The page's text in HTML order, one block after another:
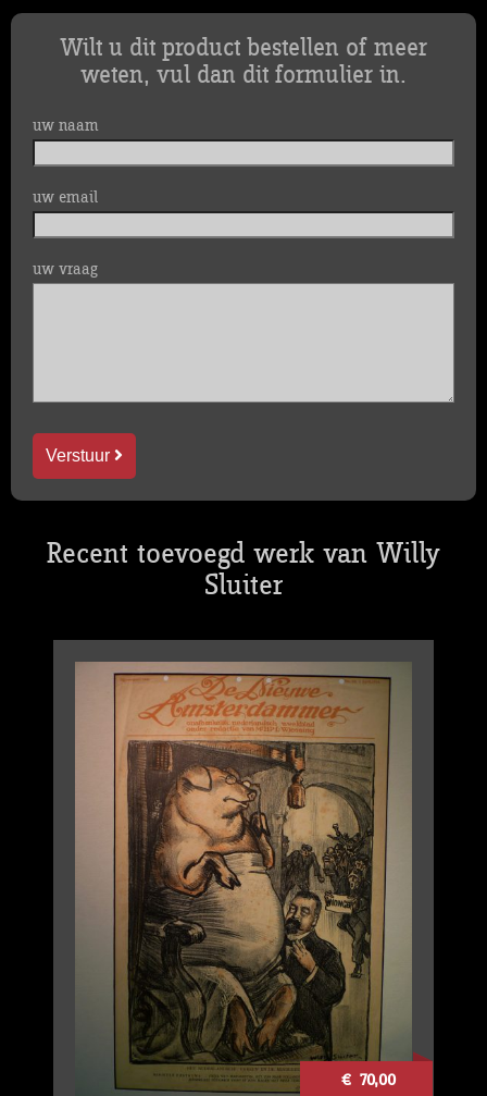
Wilt u dit product bestellen of meer
weten, vul dan dit formulier in.
uw naam
uw email
uw vraag
Verstuur
Recent toevoegd werk van Willy
Sluiter
€ 70,00